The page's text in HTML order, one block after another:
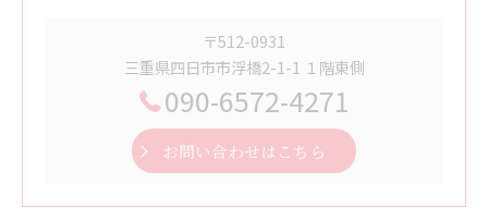
〒512-0931
三重県四日市市浮橋2-1-1 １階東側
090-6572-4271
お問い合わせはこちら